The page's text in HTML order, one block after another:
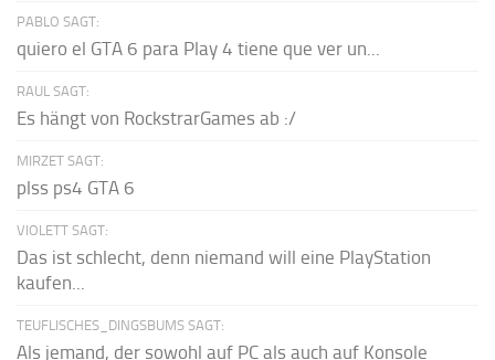
PABLO SAGT:
quiero el GTA 6 para Play 4 tiene que ver un...
RAUL SAGT:
Es hängt von RockstrarGames ab :/
MIRZET SAGT:
plss ps4 GTA 6
VIOLETT SAGT:
Das ist schlecht, denn niemand will eine PlayStation
kaufen...
TEUFLISCHES_DINGSBUMS SAGT:
Als jemand, der sowohl auf PC als auch auf Konsole